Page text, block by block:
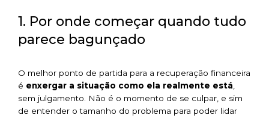
1. Por onde começar quando tudo
parece bagunçado
O melhor ponto de partida para a recuperação financeira
é enxergar a situação como ela realmente está,
sem julgamento. Não é o momento de se culpar, e sim
de entender o tamanho do problema para poder lidar